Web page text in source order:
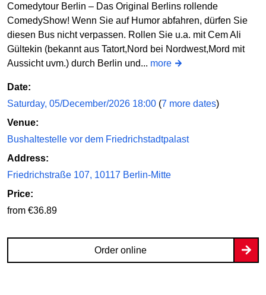
Comedytour Berlin – Das Original Berlins rollende
ComedyShow! Wenn Sie auf Humor abfahren, dürfen Sie
diesen Bus nicht verpassen. Rollen Sie u.a. mit Cem Ali
Gültekin (bekannt aus Tatort,Nord bei Nordwest,Mord mit
Aussicht uvm.) durch Berlin und... more
Date:
Saturday, 05/December/2026 18:00 (7 more dates)
Venue:
Bushaltestelle vor dem Friedrichstadtpalast
Address:
Friedrichstraße 107, 10117 Berlin-Mitte
Price:
from €36.89
Order online